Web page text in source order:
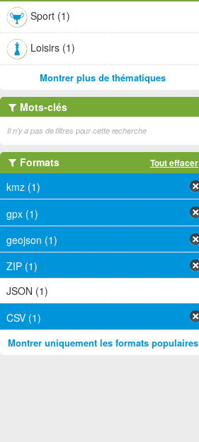
Sport (1)
Loisirs (1)
Montrer plus de thématiques
Mots-clés
Il n'y a pas de filtres pour cette recherche
Formats Tout effacer
kmz (1)
gpx (1)
geojson (1)
ZIP (1)
JSON (1)
CSV (1)
Montrer uniquement les formats populaires